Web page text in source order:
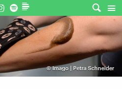
©Imago | Petra Schneider